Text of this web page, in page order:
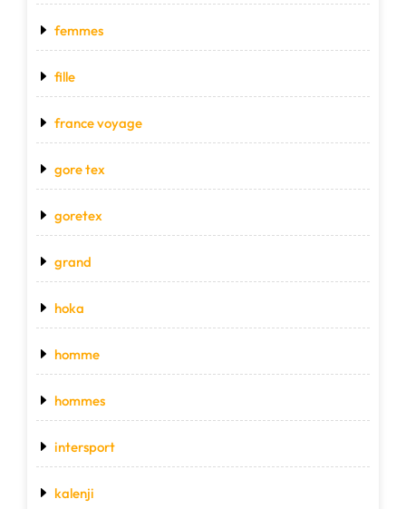
femmes
fille
france voyage
gore tex
goretex
grand
hoka
homme
hommes
intersport
kalenji